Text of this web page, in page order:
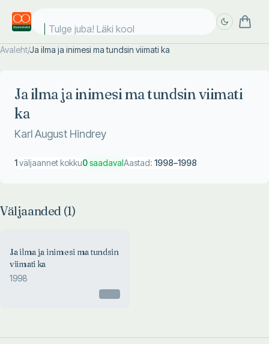
Tulge juba! Läki kooli
Avaleht/Ja ilma ja inimesi ma tundsin viimati ka
Ja ilma ja inimesi ma tundsin viimati
ka
Karl August Hindrey
1väljaannet kokku0saadavalAastad: 1998–1998
Väljaanded (1)
Ja ilma ja inimesi ma tundsin
viimati ka
1998